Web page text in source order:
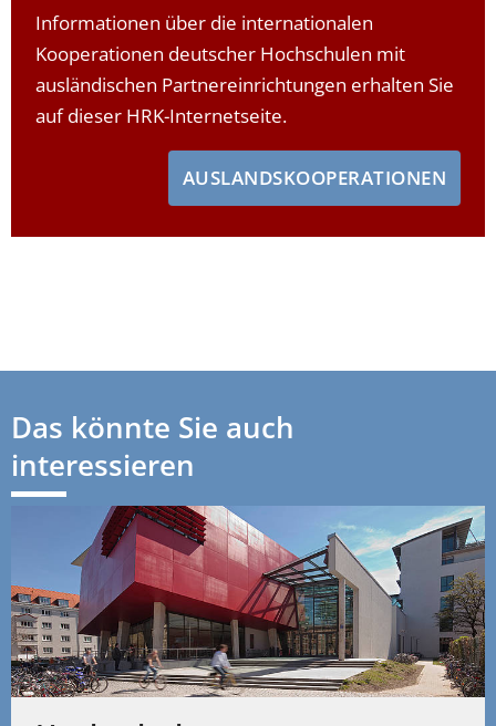
Informationen über die internationalen
Kooperationen deutscher Hochschulen mit
ausländischen Partnereinrichtungen erhalten Sie
auf dieser HRK-Internetseite.
AUSLANDSKOOPERATIONEN
Das könnte Sie auch
interessieren